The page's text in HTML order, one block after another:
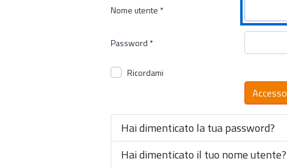
Nome utente *
Password *
Ricordami
Accesso
Hai dimenticato la tua password?
Hai dimenticato il tuo nome utente?